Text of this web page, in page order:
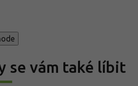
se vám také líbit